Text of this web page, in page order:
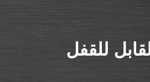
للقفل